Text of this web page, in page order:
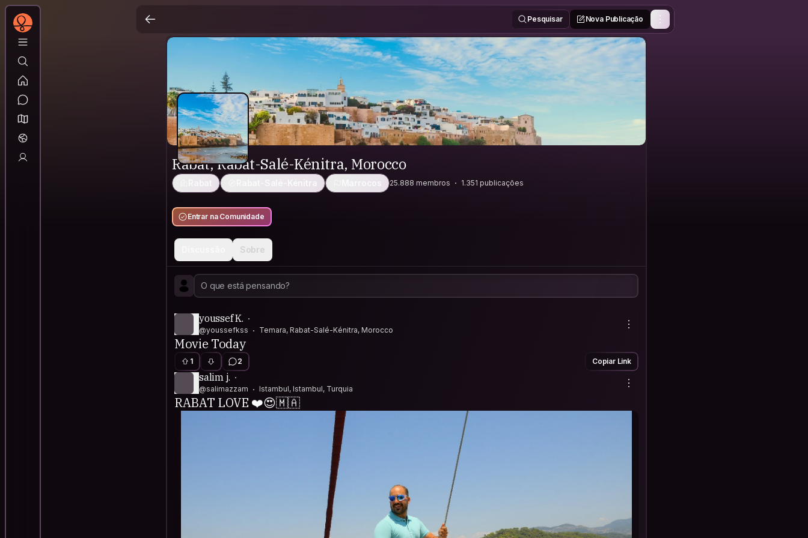
Pesquisar Nova Publicação
Rabat, Rabat-Salé-Kénitra, Morocco
Rabat Rabat-Salé-Kénitra Marrocos 25.888 membros 1.351 publicações
Entrar na Comunidade
Sobre
youssef K.
@youssefkss Temara, Rabat-Salé-Kénitra, Morocco
Movie Today
1 2 Copiar Link
salim j.
@salimazzam Istambul, Istambul, Turquia
RABAT LOVE ❤️😍🇲🇦